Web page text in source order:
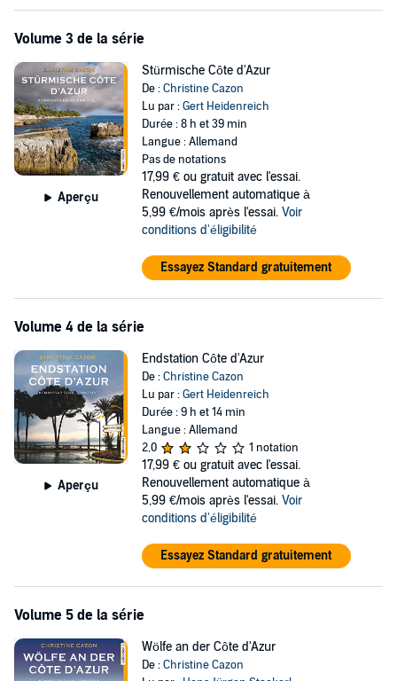
Volume 3 de la série
Aperçu
Stürmische Côte d'Azur
De :Christine Cazon
Lu par :Gert Heidenreich
Durée : 8 h et 39 min
Langue : Allemand
Pas de notations
17,99 € ou gratuit avec l'essai.
Renouvellement automatique à
5,99 €/mois après l'essai. Voir
conditions d'éligibilité
Essayez Standard gratuitement
Volume 4 de la série
Aperçu
Endstation Côte d'Azur
De :Christine Cazon
Lu par :Gert Heidenreich
Durée : 9 h et 14 min
Langue : Allemand
2,0
1 notation
17,99 € ou gratuit avec l'essai.
Renouvellement automatique à
5,99 €/mois après l'essai. Voir
conditions d'éligibilité
Essayez Standard gratuitement
Volume 5 de la série
Wölfe an der Côte d'Azur
De :Christine Cazon